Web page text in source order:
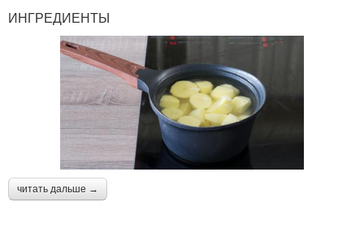
ИНГРЕДИЕНТЫ
читать дальше →